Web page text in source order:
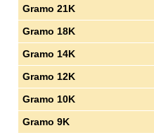
Gramo 21K
Gramo 18K
Gramo 14K
Gramo 12K
Gramo 10K
Gramo 9K